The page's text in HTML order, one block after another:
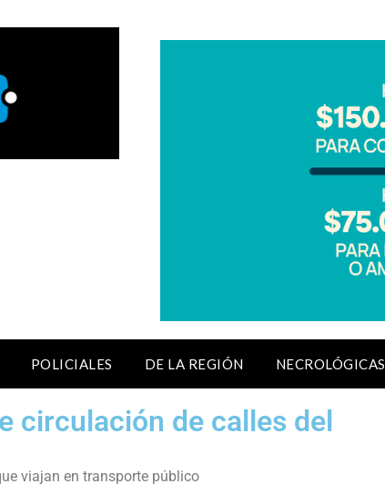
POLICIALES DE LA REGIÓN NECROLÓGICAS
circulación de calles del
viajan en transporte público